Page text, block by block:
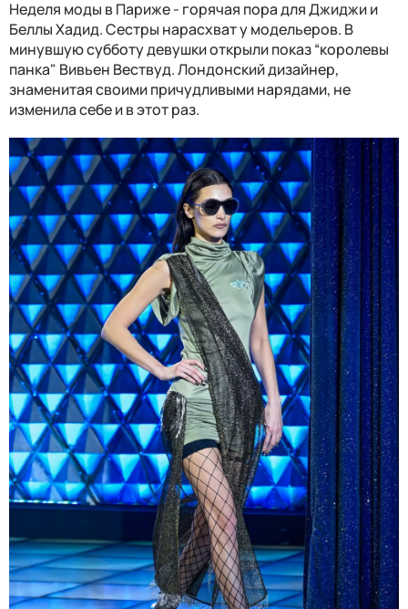
Неделя моды в Париже - горячая пора для Джиджи и
Беллы Хадид. Сестры нарасхват у модельеров. В
минувшую субботу девушки открыли показ “королевы
панка" Вивьен Вествуд. Лондонский дизайнер,
знаменитая своими причудливыми нарядами, не
изменила себе и в этот раз.